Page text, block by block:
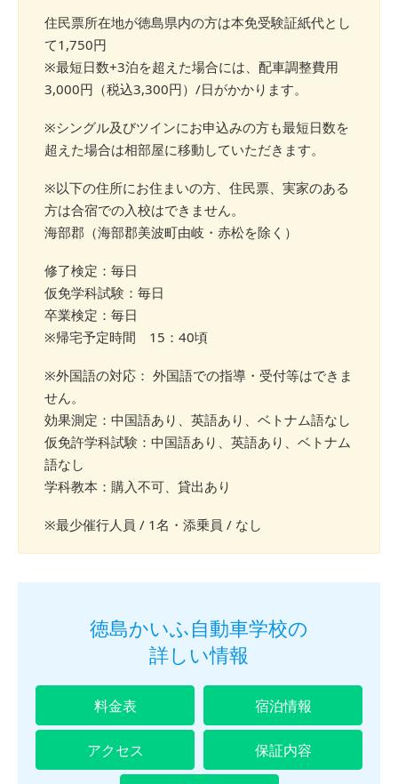
住民票所在地が徳島県内の方は本免受験証紙代とし
て1,750円
※最短日数+3泊を超えた場合には、配車調整費用
3,000円（税込3,300円）/日がかかります。
※シングル及びツインにお申込みの方も最短日数を
超えた場合は相部屋に移動していただきます。
※以下の住所にお住まいの方、住民票、実家のある
方は合宿での入校はできません。
海部郡（海部郡美波町由岐・赤松を除く）
修了検定：毎日
仮免学科試験：毎日
卒業検定：毎日
※帰宅予定時間 15：40頃
※外国語の対応： 外国語での指導・受付等はできま
せん。
効果測定：中国語あり、英語あり、ベトナム語なし
仮免許学科試験：中国語あり、英語あり、ベトナム
語なし
学科教本：購入不可、貸出あり
※最少催行人員 / 1名・添乗員 / なし
徳島かいふ自動車学校の
詳しい情報
料金表 宿泊情報
アクセス 保証内容